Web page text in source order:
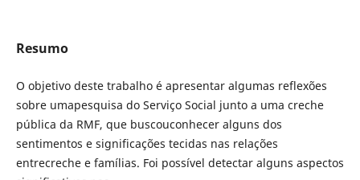
Resumo
O objetivo deste trabalho é apresentar algumas reflexões
sobre umapesquisa do Serviço Social junto a uma creche
pública da RMF, que buscouconhecer alguns dos
sentimentos e significações tecidas nas relações
entrecreche e famílias. Foi possível detectar alguns aspectos